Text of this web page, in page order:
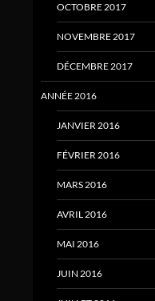
OCTOBRE 2017
NOVEMBRE 2017
DÉCEMBRE 2017
ANNÉE 2016
JANVIER 2016
FÉVRIER 2016
MARS 2016
AVRIL 2016
MAI 2016
JUIN 2016